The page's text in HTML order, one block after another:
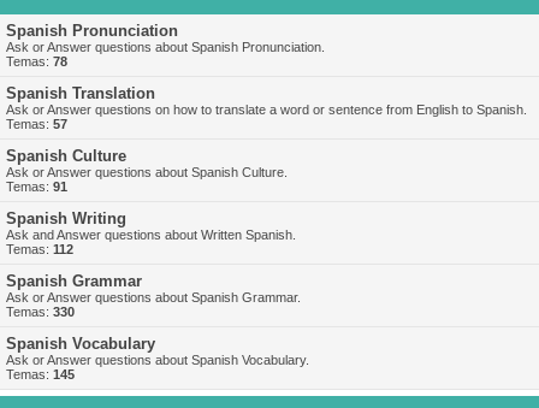
Spanish Pronunciation
Ask or Answer questions about Spanish Pronunciation.
Temas: 78
Spanish Translation
Ask or Answer questions on how to translate a word or sentence from English to Spanish.
Temas: 57
Spanish Culture
Ask or Answer questions about Spanish Culture.
Temas: 91
Spanish Writing
Ask and Answer questions about Written Spanish.
Temas: 112
Spanish Grammar
Ask or Answer questions about Spanish Grammar.
Temas: 330
Spanish Vocabulary
Ask or Answer questions about Spanish Vocabulary.
Temas: 145